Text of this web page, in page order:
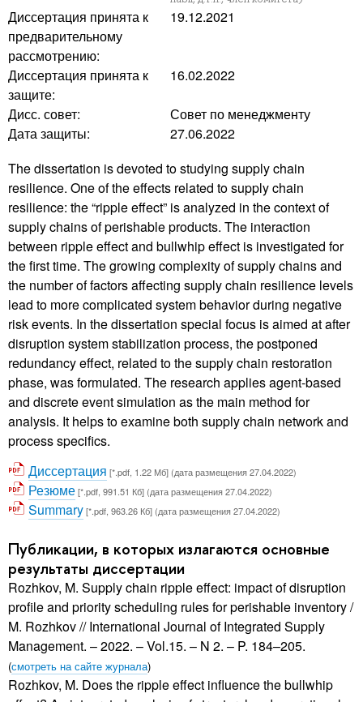
Диссертация принята к
предварительному
рассмотрению:
19.12.2021
Диссертация принята к
защите:
16.02.2022
Дисс. совет:
Совет по менеджменту
Дата защиты:
27.06.2022
The dissertation is devoted to studying supply chain
resilience. One of the effects related to supply chain
resilience: the “ripple effect” is analyzed in the context of
supply chains of perishable products. The interaction
between ripple effect and bullwhip effect is investigated for
the first time. The growing complexity of supply chains and
the number of factors affecting supply chain resilience levels
lead to more complicated system behavior during negative
risk events. In the dissertation special focus is aimed at after
disruption system stabilization process, the postponed
redundancy effect, related to the supply chain restoration
phase, was formulated. The research applies agent-based
and discrete event simulation as the main method for
analysis. It helps to examine both supply chain network and
process specifics.
Диссертация [*.pdf, 1.22 Мб] (дата размещения 27.04.2022)
Резюме[*.pdf, 991.51 Кб] (дата размещения 27.04.2022)
Summary[*.pdf, 963.26 Кб] (дата размещения 27.04.2022)
Публикации, в которых излагаются основные
результаты диссертации
Rozhkov, M. Supply chain ripple effect: impact of disruption
profile and priority scheduling rules for perishable inventory /
M. Rozhkov // International Journal of Integrated Supply
Management. – 2022. – Vol.15. – N 2. – P. 184–205.
(смотреть на сайте журнала)
Rozhkov, M. Does the ripple effect influence the bullwhip